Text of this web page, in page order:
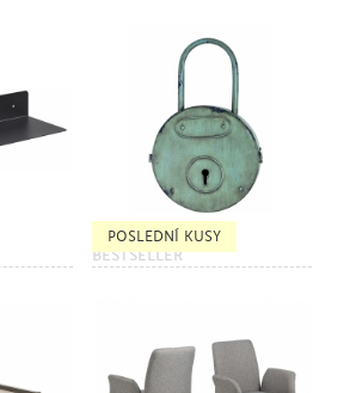
POSLEDNÍ KUSY
BESTSELLER